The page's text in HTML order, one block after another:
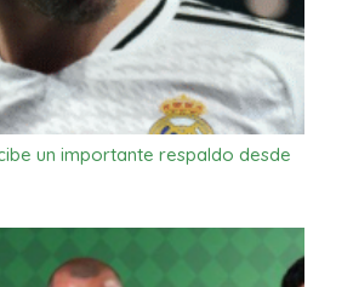
un importante respaldo desde